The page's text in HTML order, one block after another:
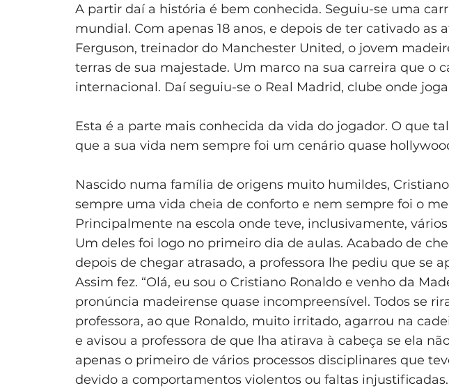
A partir daí a história é bem conhecida. Seguiu-se uma
mundial. Com apenas 18 anos, e depois de ter cativado as
Ferguson, treinador do Manchester United, o jovem
terras de sua majestade. Um marco na sua carreira que o
internacional. Daí seguiu-se o Real Madrid, clube onde
Esta é a parte mais conhecida da vida do jogador. O que
que a sua vida nem sempre foi um cenário quase
Nascido numa família de origens muito humildes,
sempre uma vida cheia de conforto e nem sempre foi o
Principalmente na escola onde teve, inclusivamente,
Um deles foi logo no primeiro dia de aulas. Acabado de
depois de chegar atrasado, a professora lhe pediu que se
Assim fez. “Olá, eu sou o Cristiano Ronaldo e venho da
pronúncia madeirense quase incompreensível. Todos se
professora, ao que Ronaldo, muito irritado, agarrou na
e avisou a professora de que lha atirava à cabeça se ela
apenas o primeiro de vários processos disciplinares que
devido a comportamentos violentos ou faltas injustificadas.